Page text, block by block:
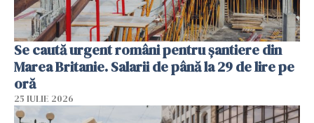
Se caută urgent români pentru șantiere din
Marea Britanie. Salarii de până la 29 de lire pe
oră
25 IULIE 2026